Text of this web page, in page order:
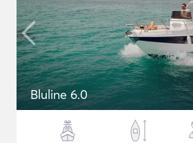
Bluline 6.0